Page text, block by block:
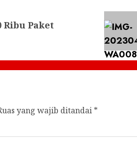
Paket
yang wajib ditandai *